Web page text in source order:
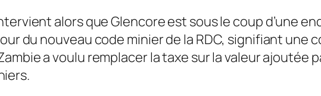
alors que Glencore est sous le coup d’une
du nouveau code minier de la RDC, signifiant une
a voulu remplacer la taxe sur la valeur ajoutée